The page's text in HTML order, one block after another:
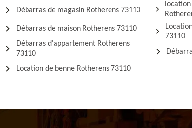
Débarras de magasin Rotherens 73110
Débarras de maison Rotherens 73110
Débarras d'appartement Rotherens
73110
Location de benne Rotherens 73110
73110